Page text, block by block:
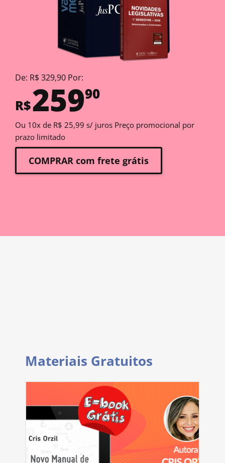
De: R$ 329,90 Por:
R$25990
Ou 10x de R$ 25,99 s/ juros Preço promocional por
prazo limitado
COMPRAR com frete grátis
Materiais Gratuitos